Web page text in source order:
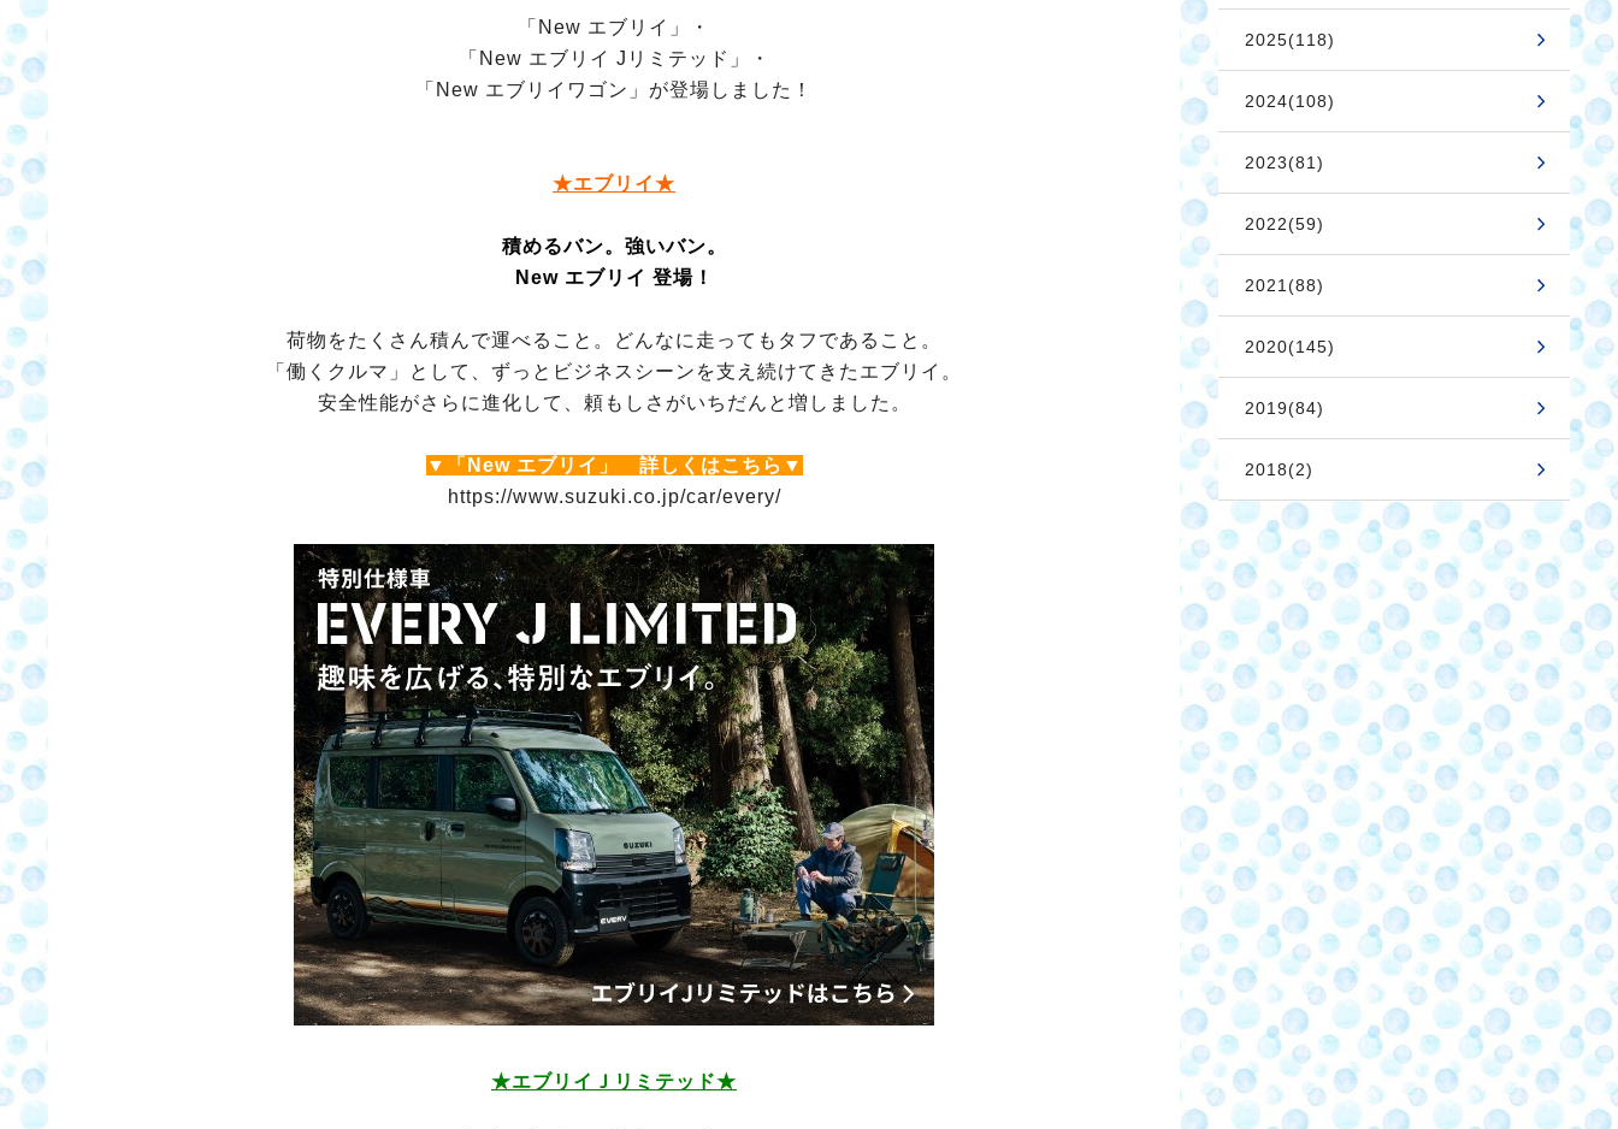
「New エブリイ」・
「New エブリイ Jリミテッド」・
「New エブリイワゴン」が登場しました！
★エブリイ★
積めるバン。強いバン。
New エブリイ 登場！
荷物をたくさん積んで運べること。どんなに走ってもタフであること。
「働くクルマ」として、ずっとビジネスシーンを支え続けてきたエブリイ。
安全性能がさらに進化して、頼もしさがいちだんと増しました。
▼「New エブリイ」 詳しくはこちら▼
https://www.suzuki.co.jp/car/every/
★エブリイＪリミテッド★
2025(118)
2024(108)
2023(81)
2022(59)
2021(88)
2020(145)
2019(84)
2018(2)